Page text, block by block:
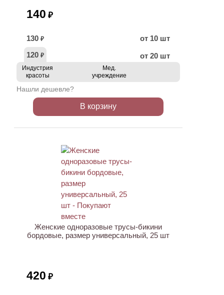
140 ₽
130 ₽
от 10 шт
120 ₽ от 20 шт
Индустрия
красоты
Мед.
учреждение
Нашли дешевле?
В корзину
Женские одноразовые трусы-бикини
бордовые, размер универсальный, 25 шт
420 ₽